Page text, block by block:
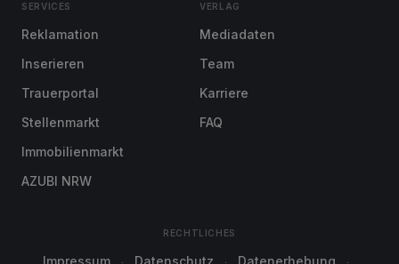
SERVICES
Reklamation
Inserieren
Trauerportal
Stellenmarkt
Immobilienmarkt
AZUBI NRW
VERLAG
Mediadaten
Team
Karriere
FAQ
RECHTLICHES
Impressum Datenschutz Datenerhebung